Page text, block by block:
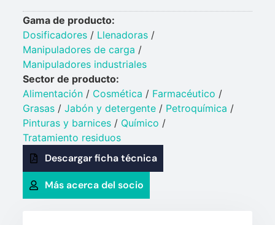
Gama de producto:
Dosificadores/ Llenadoras/
Manipuladores de carga /
Manipuladores industriales
Sector de producto:
Alimentación/ Cosmética / Farmacéutico /
Grasas/ Jabón y detergente​/ Petroquímica​ /
Pinturas y barnices​/ Químico​ /
Tratamiento residuos
Descargar ficha técnica
Más acerca del socio